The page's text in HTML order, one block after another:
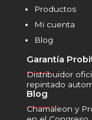
Productos
Mi cuenta
Blog
Garantía
______
Distribuidor
repintado
Blog
______
Chamäleon y